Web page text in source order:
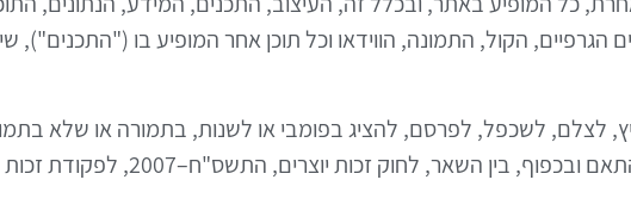
הקול, התמונה, הווידאו וכל תוכן אחר המופיע בו ("התכנים"),
לצלם, לשכפל, לפרסם, להציג בפומבי או לשנות, בתמורה או שלא